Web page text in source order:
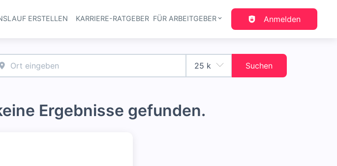
Haupt-Navigation
ERSTELLEN KARRIERE-RATGEBER FÜR ARBEITGEBER Anmelden
Suchen
Ergebnisse gefunden.